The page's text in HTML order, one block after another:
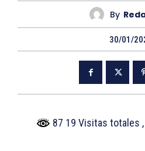
By
30/01/
87 19 Visitas totales